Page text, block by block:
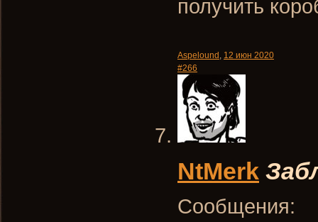
получить
Aspelound , 12 июн 2020
#266
NtMerk
Сообщения: